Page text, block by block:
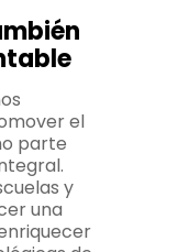
el
parte
y
una